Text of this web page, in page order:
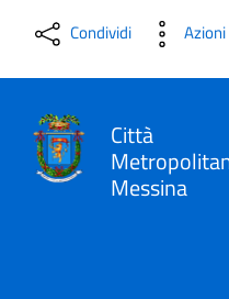
Condividi Azioni
Città
Messina